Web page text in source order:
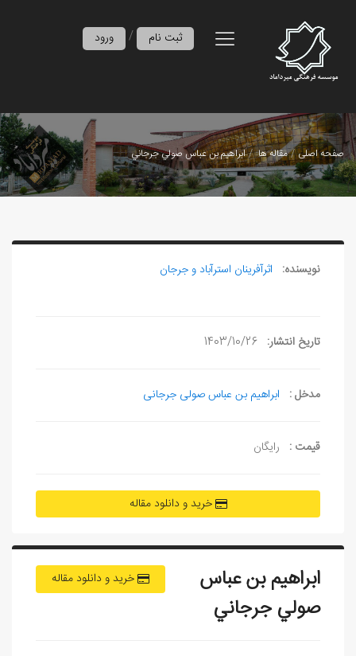
ورود / ثبت نام
صفحه اصلی مقاله ها ابراهيم بن عباس صولي جرجاني
نویسنده: اثرآفرينان استرآباد و جرجان
تاریخ انتشار: 1403/10/26
مدخل : ابراهیم بن عباس صولی جرجانی
قیمت : رایگان
خرید و دانلود مقاله
خرید و دانلود مقاله
ابراهيم بن عباس
صولي جرجاني